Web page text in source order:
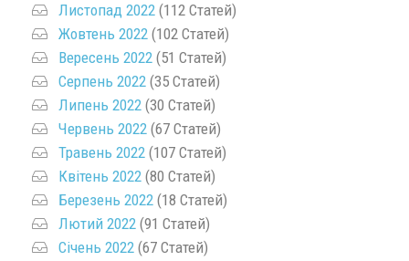
Листопад 2022 (112 Статей)
Жовтень 2022 (102 Статей)
Вересень 2022 (51 Статей)
Серпень 2022 (35 Статей)
Липень 2022 (30 Статей)
Червень 2022 (67 Статей)
Травень 2022 (107 Статей)
Квітень 2022 (80 Статей)
Березень 2022 (18 Статей)
Лютий 2022 (91 Статей)
Січень 2022 (67 Статей)